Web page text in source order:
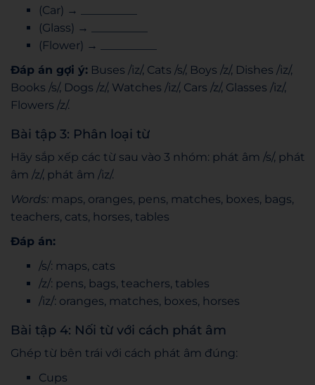
(Car) → __________
(Glass) → __________
(Flower) → __________
Đáp án gợi ý: Buses /iz/, Cats /s/, Boys /z/, Dishes /iz/,
Books /s/, Dogs /z/, Watches /iz/, Cars /z/, Glasses /iz/,
Flowers /z/.
Bài tập 3: Phân loại từ
Hãy sắp xếp các từ sau vào 3 nhóm: phát âm /s/, phát
âm /z/, phát âm /iz/.
Words: maps, oranges, pens, matches, boxes, bags,
teachers, cats, horses, tables
Đáp án:
/s/: maps, cats
/z/: pens, bags, teachers, tables
/iz/: oranges, matches, boxes, horses
Bài tập 4: Nối từ với cách phát âm
Ghép từ bên trái với cách phát âm đúng:
Cups